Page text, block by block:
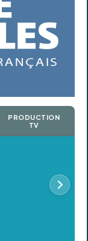
PRODUCTION
TV